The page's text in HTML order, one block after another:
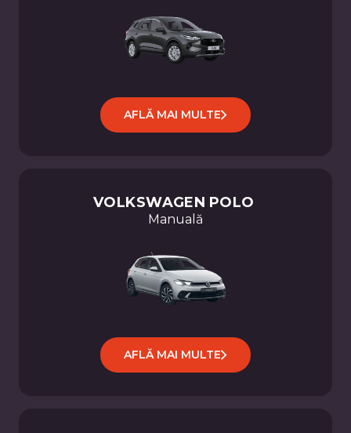
AFLĂ MAI MULTE
VOLKSWAGEN POLO
Manuală
AFLĂ MAI MULTE